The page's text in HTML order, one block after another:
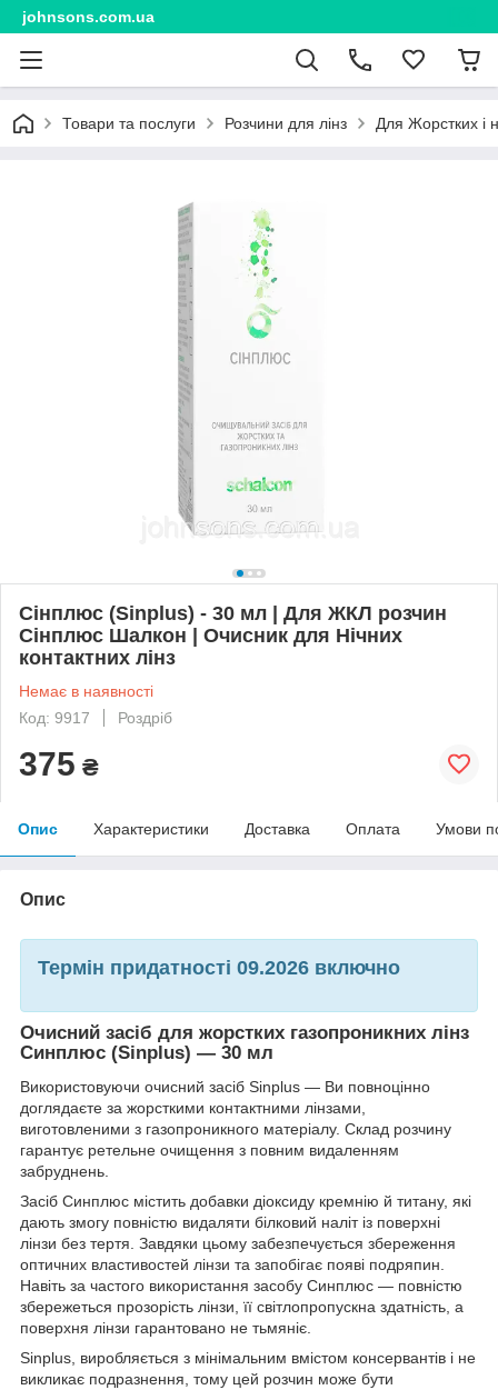
johnsons.com.ua
Товари та послуги Розчини для лінз Для Жорстких і
Сінплюс (Sinplus) - 30 мл | Для ЖКЛ розчин
Сінплюс Шалкон | Очисник для Нічних
контактних лінз
Немає в наявності
Код: 9917
Роздріб
375 ₴
Опис Характеристики Доставка Оплата Умови
Опис
Термін придатності 09.2026 включно
Очисний засіб для жорстких газопроникних лінз
Синплюс (Sinplus) — 30 мл
Використовуючи очисний засіб Sinplus — Ви повноцінно
доглядаєте за жорсткими контактними лінзами,
виготовленими з газопроникного матеріалу. Склад розчину
гарантує ретельне очищення з повним видаленням
забруднень.
Засіб Синплюс містить добавки діоксиду кремнію й титану, які
дають змогу повністю видаляти білковий наліт із поверхні
лінзи без тертя. Завдяки цьому забезпечується збереження
оптичних властивостей лінзи та запобігає появі подряпин.
Навіть за частого використання засобу Синплюс — повністю
збережеться прозорість лінзи, її світлопропускна здатність, а
поверхня лінзи гарантовано не тьмяніє.
Sinplus, виробляється з мінімальним вмістом консервантів і не
викликає подразнення, тому цей розчин може бути